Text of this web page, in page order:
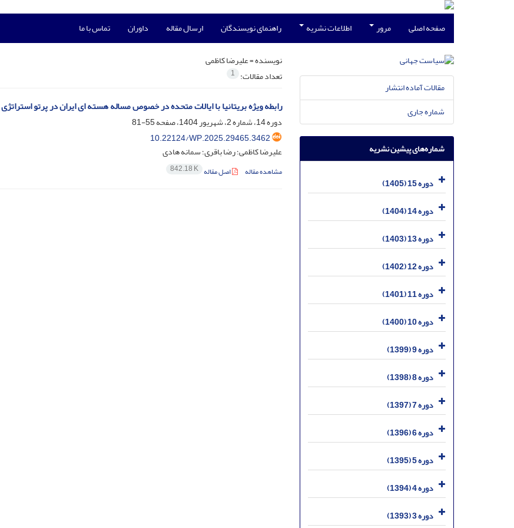
صفحه اصلی مرور اطلاعات نشریه راهنمای نویسندگان ارسال مقاله داوران تماس با ما
نویسنده =علیرضا کاظمی
تعداد مقالات: 1
رابطه ویژه بریتانیا با ایالات متحده در خصوص مساله هسته ای ایران در پرتو استراتژی
دوره 14، شماره 2، شهریور 1404، صفحه
55-81
10.22124/WP.2025.29465.3462
علیرضا کاظمی؛ رضا باقری؛ سمانه هادی
مشاهده مقاله اصل مقاله 842.18 K
مقالات آماده انتشار
شماره جاری
شماره‌های پیشین نشریه
دوره 15 (1405)
دوره 14 (1404)
دوره 13 (1403)
دوره 12 (1402)
دوره 11 (1401)
دوره 10 (1400)
دوره 9 (1399)
دوره 8 (1398)
دوره 7 (1397)
دوره 6 (1396)
دوره 5 (1395)
دوره 4 (1394)
دوره 3 (1393)